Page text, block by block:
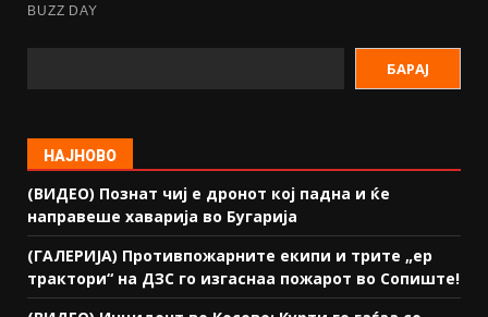
БАРАЈ
НАЈНОВО
(ВИДЕО) Познат чиј е дронот кој падна и ќе
направеше хаварија во Бугарија
(ГАЛЕРИЈА) Противпожарните екипи и трите „ер
трактори“ на ДЗС го изгаснаа пожарот во Сопиште!